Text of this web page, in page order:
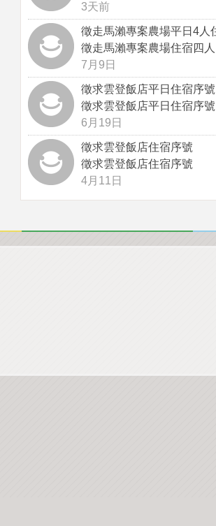
3天前
7月9日
徵求雲登飯店平日住宿序號
徵求雲登飯店平日住宿序號
6月19日
徵求雲登飯店住宿序號
徵求雲登飯店住宿序號
4月11日